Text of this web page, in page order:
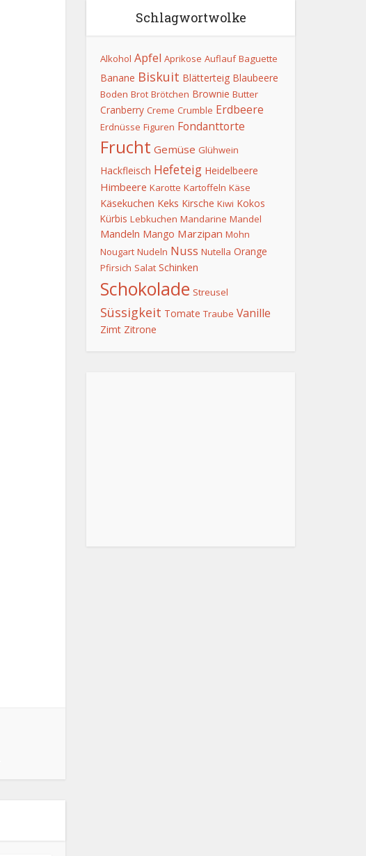
Schlagwortwolke
Alkohol Apfel Aprikose Auflauf Baguette
Banane Biskuit Blätterteig Blaubeere
Boden Brot Brötchen Brownie Butter
Cranberry Creme Crumble Erdbeere
Erdnüsse Figuren Fondanttorte
Frucht Gemüse Glühwein
Hackfleisch Hefeteig Heidelbeere
Himbeere Karotte Kartoffeln Käse
Käsekuchen Keks Kirsche Kiwi Kokos
Kürbis Lebkuchen Mandarine Mandel
Mandeln Mango Marzipan Mohn
Nougart Nudeln Nuss Nutella Orange
Pfirsich Salat Schinken
Schokolade Streusel
Süssigkeit Tomate Traube Vanille
Zimt Zitrone